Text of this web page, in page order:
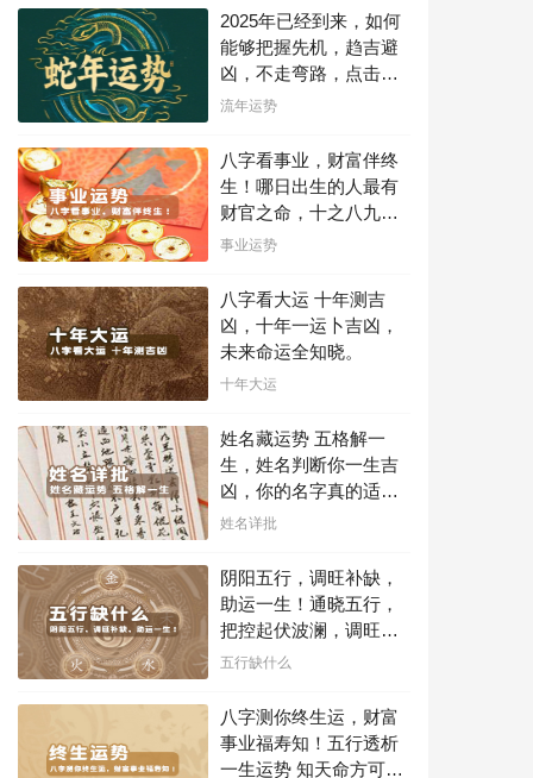
2025年已经到来，如何
能够把握先机，趋吉避
凶，不走弯路，点击此
处查看！
流年运势
八字看事业，财富伴终
生！哪日出生的人最有
财官之命，十之八九是
大官或富豪，解读您的
利困局！！
事业运势
八字看大运 十年测吉
凶，十年一运卜吉凶，
未来命运全知晓。
十年大运
姓名藏运势 五格解一
生，姓名判断你一生吉
凶，你的名字真的适合
你吗？
姓名详批
阴阳五行，调旺补缺，
助运一生！通晓五行，
把控起伏波澜，调旺补
缺，助运你的一生！
五行缺什么
八字测你终生运，财富
事业福寿知！五行透析
一生运势 知天命方可福